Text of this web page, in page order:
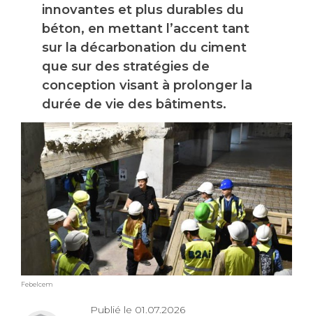
innovantes et plus durables du
béton, en mettant l’accent tant
sur la décarbonation du ciment
que sur des stratégies de
conception visant à prolonger la
durée de vie des bâtiments.
Febelcem
Publié le 01.07.2026